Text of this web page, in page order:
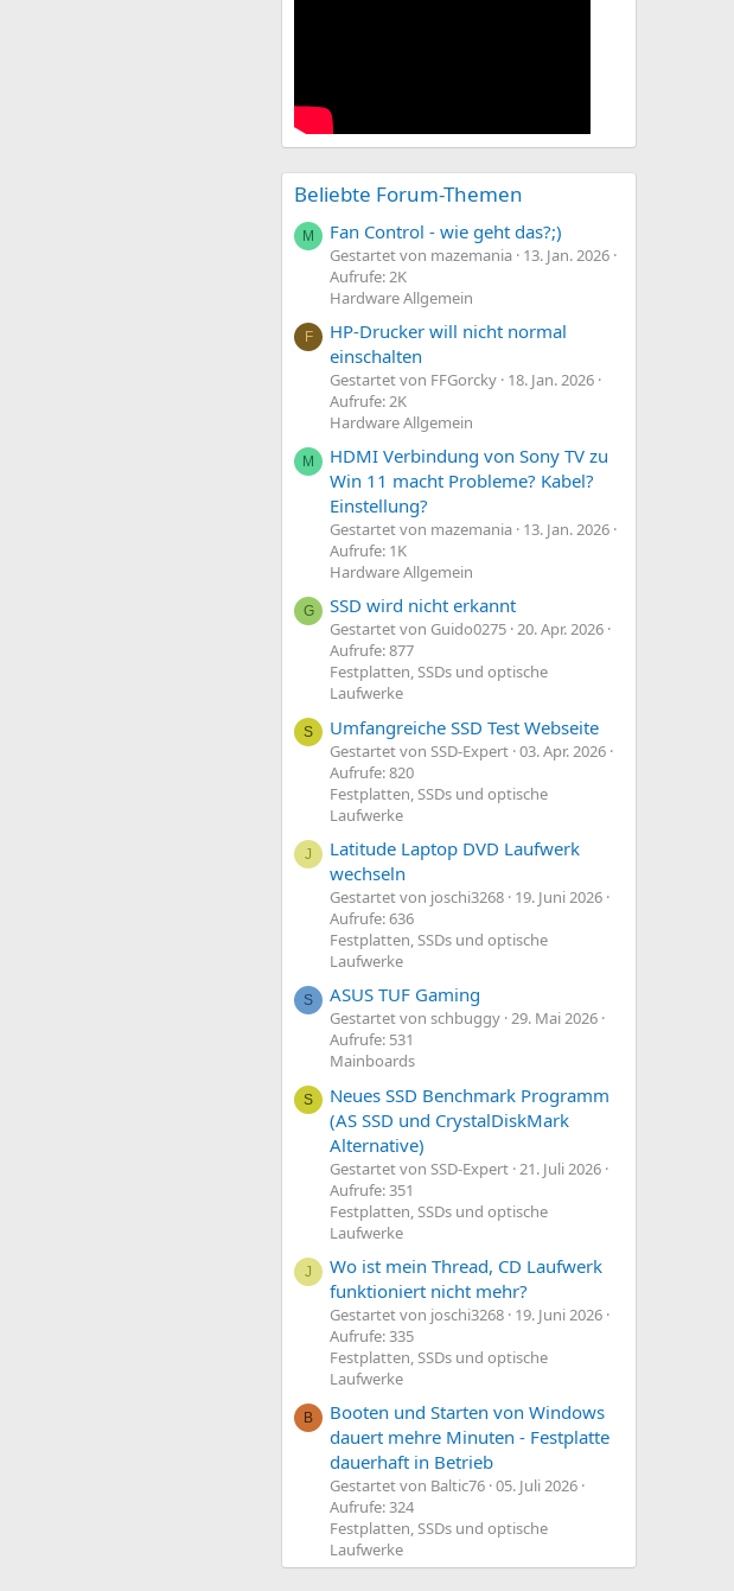
Beliebte Forum-Themen
M Fan Control - wie geht das?;)
Gestartet von mazemania 13. Jan. 2026
Aufrufe: 2K
Hardware Allgemein
F
HP-Drucker will nicht normal
einschalten
Gestartet von FFGorcky 18. Jan. 2026
Aufrufe: 2K
Hardware Allgemein
M
HDMI Verbindung von Sony TV zu
Win 11 macht Probleme? Kabel?
Einstellung?
Gestartet von mazemania 13. Jan. 2026
Aufrufe: 1K
Hardware Allgemein
G SSD wird nicht erkannt
Gestartet von Guido0275 20. Apr. 2026
Aufrufe: 877
Festplatten, SSDs und optische
Laufwerke
S Umfangreiche SSD Test Webseite
Gestartet von SSD-Expert 03. Apr. 2026
Aufrufe: 820
Festplatten, SSDs und optische
Laufwerke
J
Latitude Laptop DVD Laufwerk
wechseln
Gestartet von joschi3268 19. Juni 2026
Aufrufe: 636
Festplatten, SSDs und optische
Laufwerke
S ASUS TUF Gaming
Gestartet von schbuggy 29. Mai 2026
Aufrufe: 531
Mainboards
S
Neues SSD Benchmark Programm
(AS SSD und CrystalDiskMark
Alternative)
Gestartet von SSD-Expert 21. Juli 2026
Aufrufe: 351
Festplatten, SSDs und optische
Laufwerke
J
Wo ist mein Thread, CD Laufwerk
funktioniert nicht mehr?
Gestartet von joschi3268 19. Juni 2026
Aufrufe: 335
Festplatten, SSDs und optische
Laufwerke
B
Booten und Starten von Windows
dauert mehre Minuten - Festplatte
dauerhaft in Betrieb
Gestartet von Baltic76 05. Juli 2026
Aufrufe: 324
Festplatten, SSDs und optische
Laufwerke